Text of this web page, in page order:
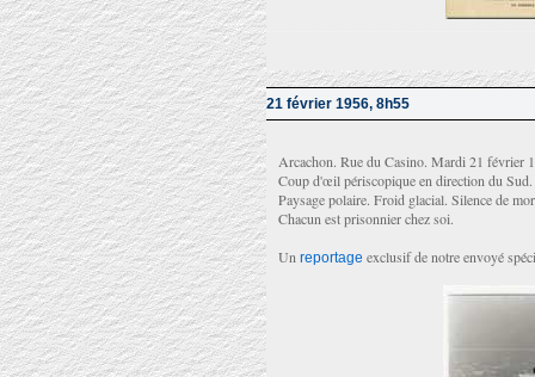
21 février 1956, 8h55
Arcachon. Rue du Casino. Mardi 21 février
Coup d'œil périscopique en direction du Sud.
Paysage polaire. Froid glacial. Silence de
Chacun est prisonnier chez soi.
Un reportage exclusif de notre envoyé